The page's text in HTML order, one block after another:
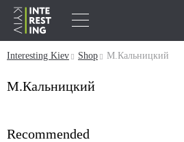
Interesting Kiev Shop М.Кальницкий
М.Кальницкий
Recommended